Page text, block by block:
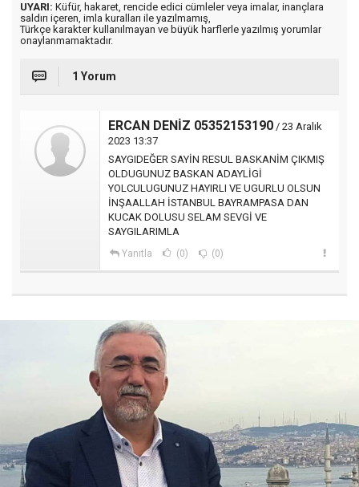
UYARI: Küfür, hakaret, rencide edici cümleler veya imalar, inançlara
saldırı içeren, imla kuralları ile yazılmamış,
Türkçe karakter kullanılmayan ve büyük harflerle yazılmış yorumlar
onaylanmamaktadır.
1 Yorum
ERCAN DENİZ 05352153190 / 23 Aralık
2023 13:37
SAYGIDEĞER SAYİN RESUL BASKANİM ÇIKMIŞ
OLDUGUNUZ BASKAN ADAYLİGİ
YOLCULUGUNUZ HAYIRLI VE UGURLU OLSUN
İNŞAALLAH İSTANBUL BAYRAMPASA DAN
KUCAK DOLUSU SELAM SEVGİ VE
SAYGILARIMLA
Yanıtla (0) (0)